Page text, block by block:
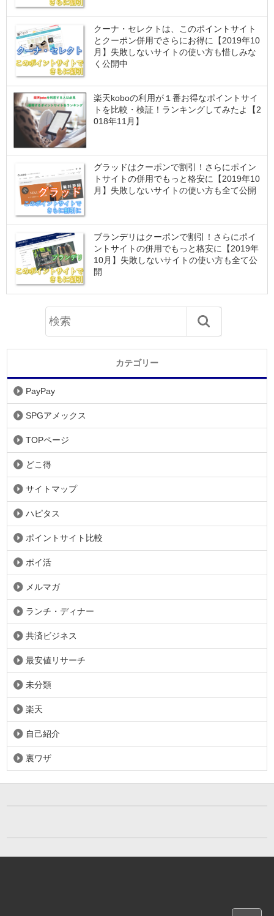
クーナ・セレクトは、このポイントサイト
とクーポン併用でさらにお得に【2019年10
月】失敗しないサイトの使い方も惜しみな
く公開中
楽天koboの利用が１番お得なポイントサイ
トを比較・検証！ランキングしてみたよ【2
018年11月】
グラッドはクーポンで割引！さらにポイン
トサイトの併用でもっと格安に【2019年10
月】失敗しないサイトの使い方も全て公開
ブランデリはクーポンで割引！さらにポイ
ントサイトの併用でもっと格安に【2019年
10月】失敗しないサイトの使い方も全て公
開
カテゴリー
PayPay
SPGアメックス
TOPページ
どこ得
サイトマップ
ハピタス
ポイントサイト比較
ポイ活
メルマガ
ランチ・ディナー
共済ビジネス
最安値リサーチ
未分類
楽天
自己紹介
裏ワザ